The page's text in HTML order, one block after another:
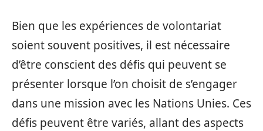
Bien que les expériences de volontariat
soient souvent positives, il est nécessaire
d’être conscient des défis qui peuvent se
présenter lorsque l’on choisit de s’engager
dans une mission avec les Nations Unies. Ces
défis peuvent être variés, allant des aspects